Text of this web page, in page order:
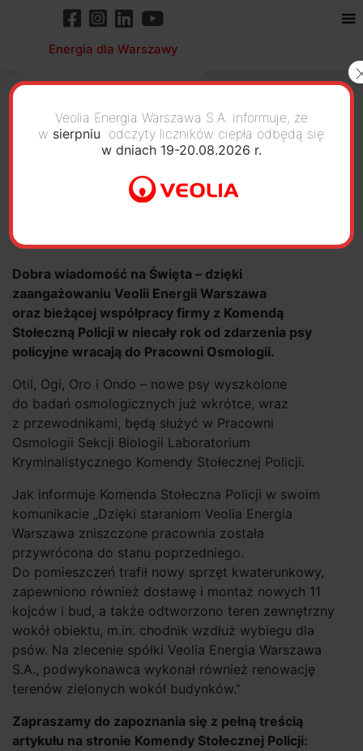
Energia dla Warszawy
do Pracowni Osmologii
Dobra wiadomość na Święta – dzięki
zaangażowaniu Veolii Energii Warszawa
oraz bieżącej współpracy firmy z Komendą
Stołeczną Policji w niecały rok od zdarzenia psy
policyjne wracają do Pracowni Osmologii.
Otil, Ogi, Oro i Ondo – nowe psy wyszkolone
do badań osmologicznych już wkrótce, wraz
z przewodnikami, będą służyć w Pracowni
Osmologii Sekcji Biologii Laboratorium
Kryminalistycznego Komendy Stołecznej Policji.
Jak informuje Komenda Stołeczna Policji w swoim
komunikacie „Dzięki staraniom Veolia Energia
Warszawa zniszczone pracownia została
przywrócona do stanu poprzedniego.
Do pomieszczeń trafił nowy sprzęt kwaterunkowy,
zapewniono również dostawę i montaż nowych 11
kojców i bud, a także odtworzono teren zewnętrzny
wokół obiektu, m.in. chodnik wzdłuż wybiegu dla
psów. Na zlecenie spółki Veolia Energia Warszawa
S.A., podwykonawca wykonał również renowację
terenów zielonych wokół budynków.”
Zapraszamy do zapoznania się z pełną treścią
artykułu na stronie Komendy Stołecznej Policji:
Veolia Energia Warszawa S.A. informuje, że
w sierpniu odczyty liczników ciepła odbędą się
w dniach 19-20.08.2026 r.